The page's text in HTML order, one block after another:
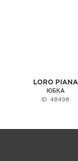
LORO PIANA
ЮБКА
ID: 48498